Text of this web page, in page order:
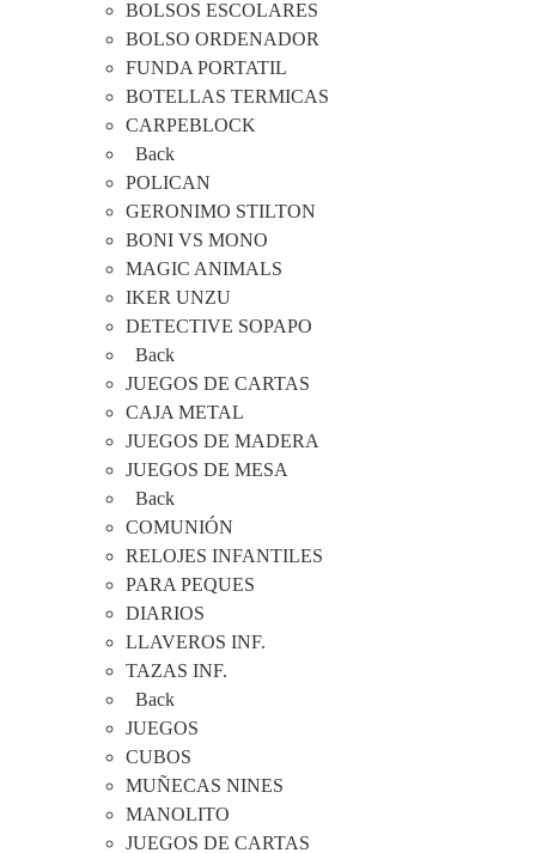
BOLSOS ESCOLARES
BOLSO ORDENADOR
FUNDA PORTATIL
BOTELLAS TERMICAS
CARPEBLOCK
Back
POLICAN
GERONIMO STILTON
BONI VS MONO
MAGIC ANIMALS
IKER UNZU
DETECTIVE SOPAPO
Back
JUEGOS DE CARTAS
CAJA METAL
JUEGOS DE MADERA
JUEGOS DE MESA
Back
COMUNIÓN
RELOJES INFANTILES
PARA PEQUES
DIARIOS
LLAVEROS INF.
TAZAS INF.
Back
JUEGOS
CUBOS
MUÑECAS NINES
MANOLITO
JUEGOS DE CARTAS